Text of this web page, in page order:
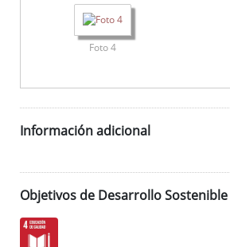
Foto 4
Información adicional
Objetivos de Desarrollo Sostenible